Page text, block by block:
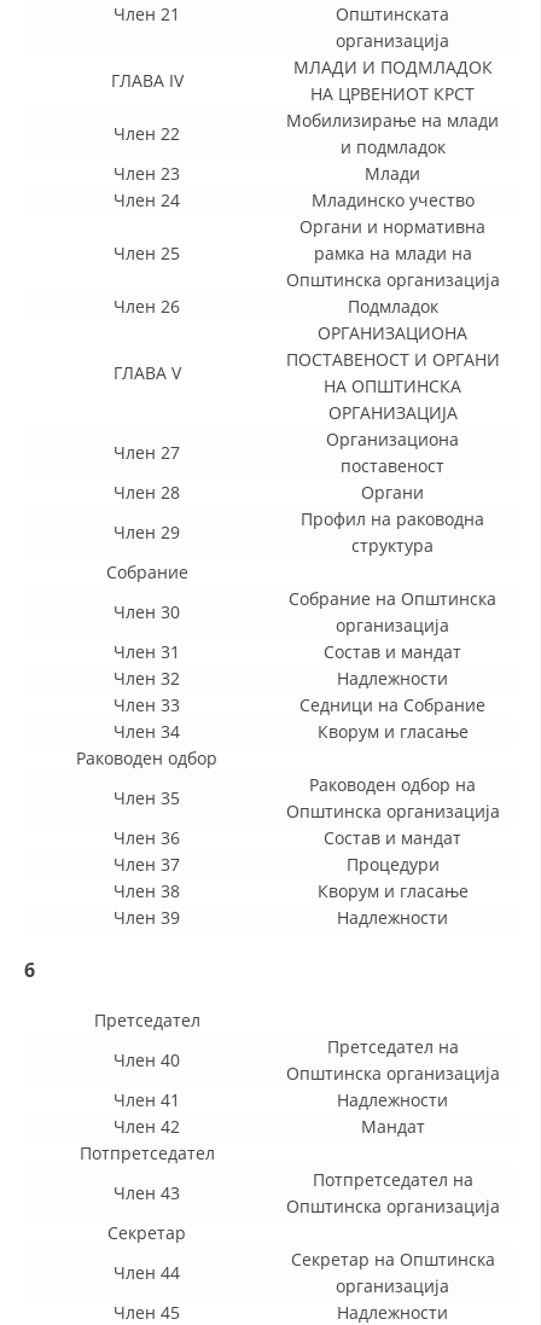
ФОРМУЛАРИ ЗА БАРАЊА
ЗДРАВСТВЕНО ПРЕВЕНТИВНА ДЕЈНОСТ
ПРВА ПОМОШ
ИНФОРМАЦИИ ЗА БОЛЕСТИ
МЕНАЏМЕНТ НА ВОЛОНТЕРИ
ЗА НАС
СТРАТЕГИИ
ЕДУКАТИВНО ИНФОРМАТИВНИ МАТЕРИЈАЛИ
Член 21
Општинската
организација
ГЛАВА IV
МЛАДИ И ПОДМЛАДОК
НА ЦРВЕНИОТ КРСТ
Член 22
Мобилизирање на млади
и подмладок
Член 23
Млади
Член 24
Младинско учество
Член 25
Органи и нормативна
рамка на млади на
Општинска организација
Член 26
Подмладок
ГЛАВА V
OРГАНИЗАЦИОНА
ПОСТАВЕНОСТ И ОРГАНИ
НА ОПШТИНСКА
ОРГАНИЗАЦИЈА
Член 27
Организациона
поставеност
Член 28
Органи
Член 29
Профил на раководна
структура
Собрание
Член 30
Собрание на Општинска
организација
Член 31
Состав и мандат
Член 32
Надлежности
Член 33
Седници на Собрание
Член 34
Кворум и гласање
Раководен одбор
Член 35
Раководен одбор на
Општинска организација
Член 36
Состав и мандат
Член 37
Процедури
Член 38
Кворум и гласање
Член 39
Надлежности
6
Претседател
Член 40
Претседател на
Општинска организација
Член 41
Надлежности
Член 42
Мандат
Потпретседател
Член 43
Потпретседател на
Општинска организација
Секретар
Член 44
Секретар на Општинска
организација
Член 45
Надлежности